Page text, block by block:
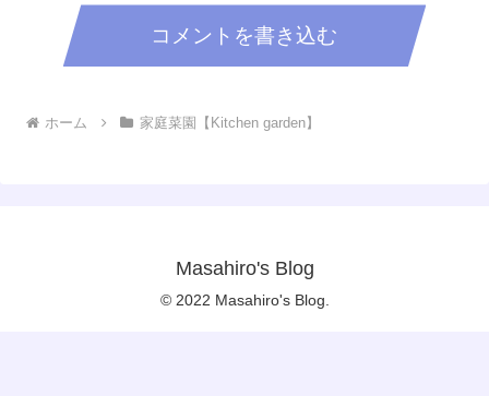
コメントを書き込む
ホーム 家庭菜園【Kitchen garden】
Masahiro's Blog
© 2022 Masahiro's Blog.